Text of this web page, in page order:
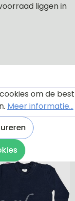
liggen in
maten uit
92, 98 en 104.
om de best
Meer informatie...